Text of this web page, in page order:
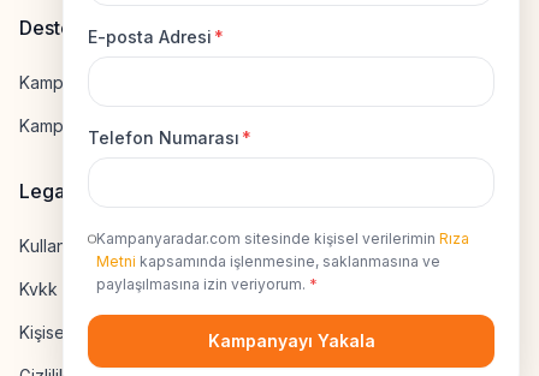
E-posta Adresi *
Telefon Numarası *
Kampanyaradar.com sitesinde kişisel verilerimin Rıza
Metni kapsamında işlenmesine, saklanmasına ve
paylaşılmasına izin veriyorum. *
Kampanyayı Yakala
Destek
Kampanya Gönderme
Kampanyaya Katılma
Legal
Kullanıcı Sözleşmesi
Kvkk Uyumluluk
Kişisel Veri İzni